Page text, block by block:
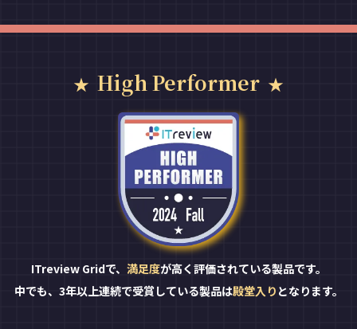
High Performer
ITreview Gridで、 満足度が高く評価されている製品です。
中でも、3年以上連続で受賞している製品は殿堂入り となります。